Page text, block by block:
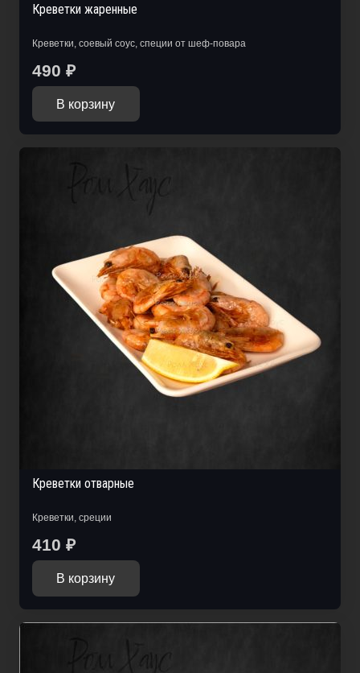
Креветки жаренные
Креветки, соевый соус, специи от шеф-повара
490 ₽
В корзину
Креветки отварные
Креветки, среции
410 ₽
В корзину